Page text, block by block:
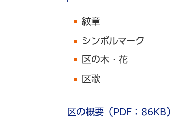
紋章
シンボルマーク
区の木・花
区歌
区の概要（PDF：86KB）